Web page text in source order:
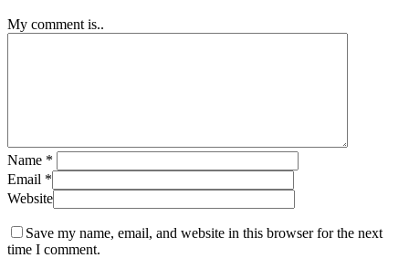
My comment is..
Name *
Email *
Website
Save my name, email, and website in this browser for the next
time I comment.